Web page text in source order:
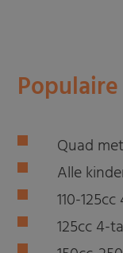
Quad
Alle
110-
125cc 4-